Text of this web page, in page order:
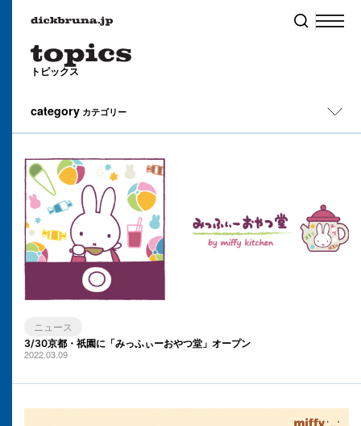
トピックス
category カテゴリー
All イベント
ニュース
3/30京都・祇園に「みっふぃーおやつ堂」オープン
2022.03.09